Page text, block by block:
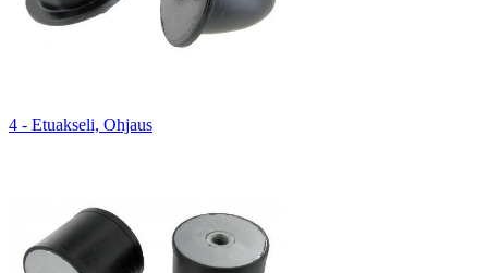
4 - Etuakseli, Ohjaus